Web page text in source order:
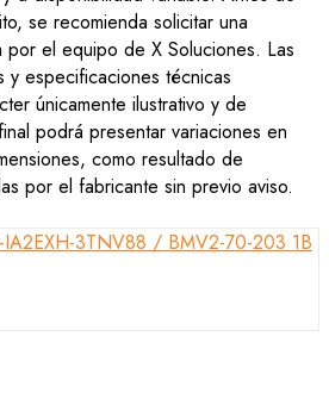
se recomienda solicitar una
por el equipo de X Soluciones. Las
y especificaciones técnicas
únicamente ilustrativo y de
podrá presentar variaciones en
como resultado de
por el fabricante sin previo aviso.